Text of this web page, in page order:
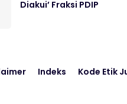
Diakui’ Fraksi PDIP
Indeks Kode Etik